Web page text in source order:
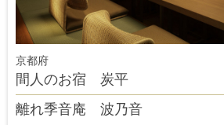
京都府
間人のお宿 炭平
離れ季音庵 波乃音